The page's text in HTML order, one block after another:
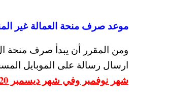
موعد صرف منحة العمالة غير المنتظمة ال 500 جنيه
ارسال رسالة على الموبايل المسجل
شهر نوفمبر وفي شهر ديسمبر 2020 بمجموع 1500 جنيه.